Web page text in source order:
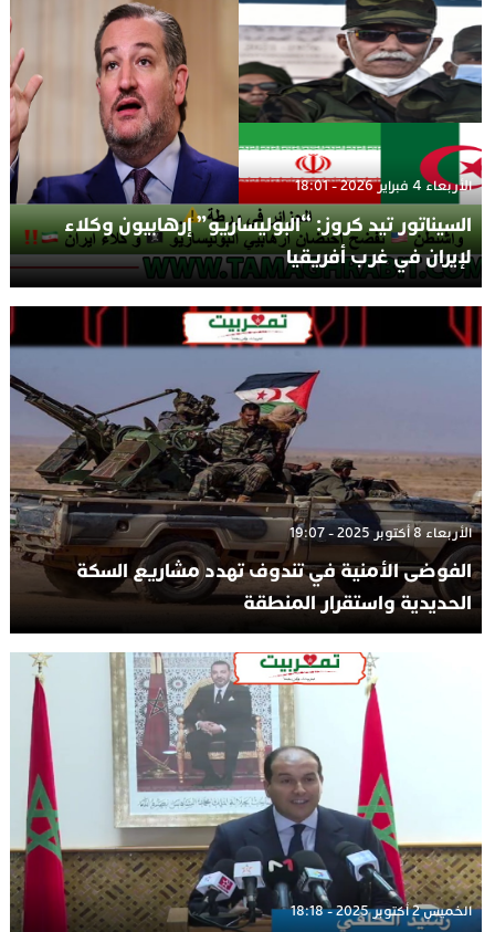
الأربعاء 4 فبراير 2026 - 18:01
السيناتور تيد كروز: “البوليساريو” إرهابيون وكلاء
لإيران في غرب أفريقيا
الأربعاء 8 أكتوبر 2025 - 19:07
الفوضى الأمنية في تندوف تهدد مشاريع السكة
الحديدية واستقرار المنطقة
الخميس 2 أكتوبر 2025 - 18:18